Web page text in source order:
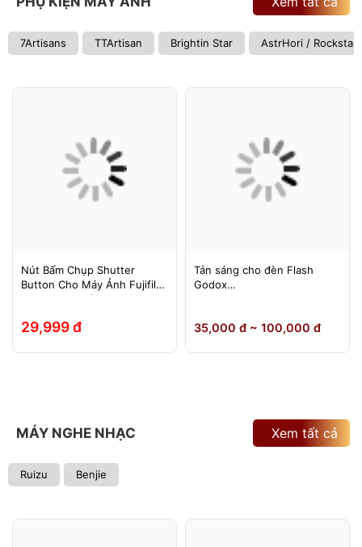
7Artisans TTArtisan Brightin Star AstrHori / Rockstar
Nút Bấm Chụp Shutter
Button Cho Máy Ảnh Fujifilm
Leica Contax (Ren Xoáy)
29,999 đ
Tản sáng cho đèn Flash
Godox
860III, Yongnuo 560II/565EX,
35,000 đ ~ 100,000 đ
MÁY NGHE NHẠC
Ruizu Benjie
Xem tất cả